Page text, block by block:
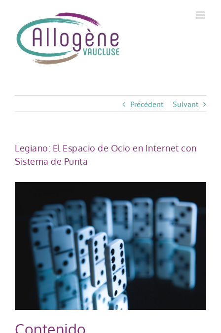
content
Précédent Suivant
Legiano: El Espacio de Ocio en Internet con
Sistema de Punta
Contenido